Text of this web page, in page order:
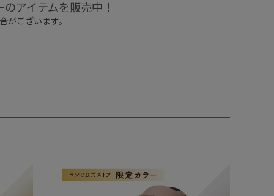
アイテムを販売中！
がございます。